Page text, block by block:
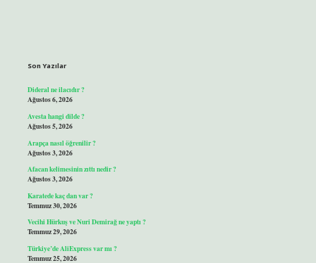
Son Yazılar
Dideral ne ilacıdır ?
Ağustos 6, 2026
Avesta hangi dilde ?
Ağustos 5, 2026
Arapça nasıl öğrenilir ?
Ağustos 3, 2026
Afacan kelimesinin zıttı nedir ?
Ağustos 3, 2026
Karatede kaç dan var ?
Temmuz 30, 2026
Vecihi Hürkuş ve Nuri Demirağ ne yaptı ?
Temmuz 29, 2026
Türkiye’de AliExpress var mı ?
Temmuz 25, 2026